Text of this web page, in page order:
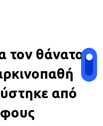
τον θάνατο
από